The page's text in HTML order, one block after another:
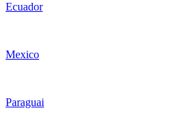
Ecuador
Mexico
Paraguai